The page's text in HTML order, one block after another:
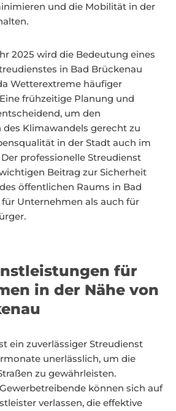
und die Mobilität in der
2025 wird die Bedeutung eines
in Bad Brückenau
Wetterextreme häufiger
frühzeitige Planung und
um den
Klimawandels gerecht zu
in der Stadt auch im
professionelle Streudienst
Beitrag zur Sicherheit
öffentlichen Raums in Bad
Unternehmen als auch für
für
in der Nähe von
ein zuverlässiger Streudienst
unerlässlich, um die
zu gewährleisten.
können sich auf
verlassen, die effektive